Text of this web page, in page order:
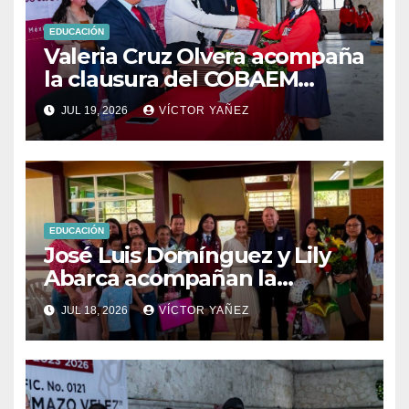
EDUCACIÓN
Valeria Cruz Olvera acompaña
la clausura del COBAEM
Plantel 67 de Aculco
JUL 19, 2026 VÍCTOR YAÑEZ
EDUCACIÓN
José Luis Domínguez y Lily
Abarca acompañan la
graduación del CBT Tlatlaya
en Coatepec.
JUL 18, 2026 VÍCTOR YAÑEZ